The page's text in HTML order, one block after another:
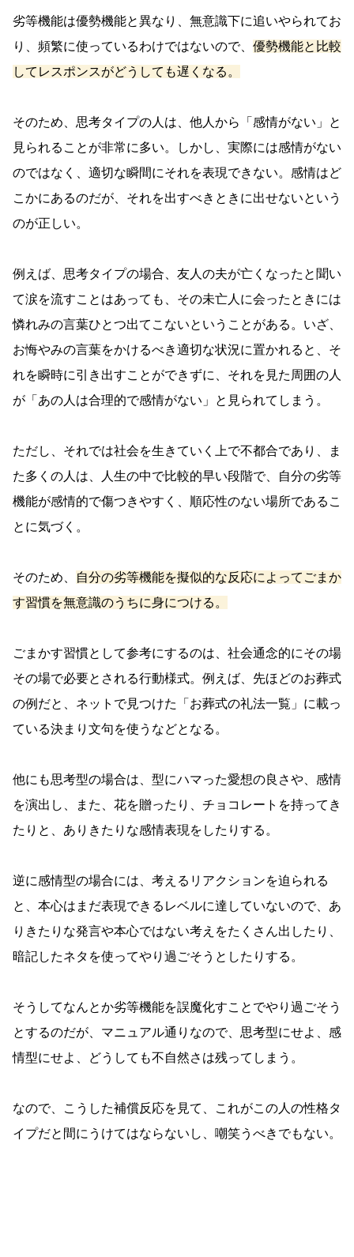
劣等機能は優勢機能と異なり、無意識下に追いやられてお
り、頻繁に使っているわけではないので、 優勢機能と比較
してレスポンスがどうしても遅くなる。
そのため、思考タイプの人は、他人から「感情がない」と
見られることが非常に多い。しかし、実際には感情がない
のではなく、適切な瞬間にそれを表現できない。感情はど
こかにあるのだが、それを出すべきときに出せないという
のが正しい。
例えば、思考タイプの場合、友人の夫が亡くなったと聞い
て涙を流すことはあっても、その未亡人に会ったときには
憐れみの言葉ひとつ出てこないということがある。いざ、
お悔やみの言葉をかけるべき適切な状況に置かれると、そ
れを瞬時に引き出すことができずに、それを見た周囲の人
が「あの人は合理的で感情がない」と見られてしまう。
ただし、それでは社会を生きていく上で不都合であり、ま
た多くの人は、人生の中で比較的早い段階で、自分の劣等
機能が感情的で傷つきやすく、順応性のない場所であるこ
とに気づく。
そのため、
自分の劣等機能を擬似的な反応によってごまか
す習慣を無意識のうちに身につける。
ごまかす習慣として参考にするのは、社会通念的にその場
その場で必要とされる行動様式。例えば、先ほどのお葬式
の例だと、ネットで見つけた「お葬式の礼法一覧」に載っ
ている決まり文句を使うなどとなる。
他にも思考型の場合は、型にハマった愛想の良さや、感情
を演出し、また、花を贈ったり、チョコレートを持ってき
たりと、ありきたりな感情表現をしたりする。
逆に感情型の場合には、考えるリアクションを迫られる
と、本心はまだ表現できるレベルに達していないので、あ
りきたりな発言や本心ではない考えをたくさん出したり、
暗記したネタを使ってやり過ごそうとしたりする。
そうしてなんとか劣等機能を誤魔化すことでやり過ごそう
とするのだが、マニュアル通りなので、思考型にせよ、感
情型にせよ、どうしても不自然さは残ってしまう。
なので、こうした補償反応を見て、これがこの人の性格タ
イプだと間にうけてはならないし、嘲笑うべきでもない。